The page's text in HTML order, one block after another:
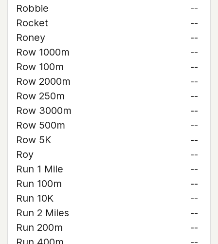
Robbie
--
Rocket
--
Roney
--
Row 1000m
--
Row 100m
--
Row 2000m
--
Row 250m
--
Row 3000m
--
Row 500m
--
Row 5K
--
Roy
--
Run 1 Mile
--
Run 100m
--
Run 10K
--
Run 2 Miles
--
Run 200m
--